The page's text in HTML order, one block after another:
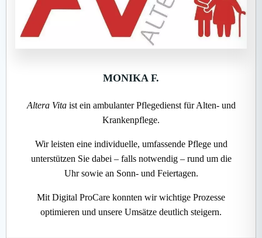
MONIKA F.
Altera Vitaist ein ambulanter Pflegedienst für Alten- und
Krankenpflege.
Wir leisten eine individuelle, umfassende Pflege und
unterstützen Sie dabei – falls notwendig – rund um die
Uhr sowie an Sonn- und Feiertagen.
Mit Digital ProCare konnten wir wichtige Prozesse
optimieren und unsere Umsätze deutlich steigern.